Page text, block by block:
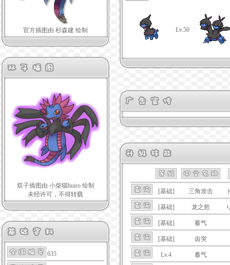
官方插图由 杉森建 绘制
双子插图由 小柴猫huiro 绘制
未经许可，不得转载
635
Lv.50
[基础] 三角攻击
[基础] 龙之怒
[基础] 蓄气
[基础] 齿突
Lv.4 蓄气